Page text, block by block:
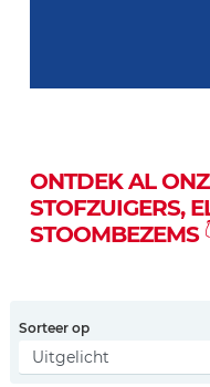
ONTDEK AL
STOFZUIGERS,
STOOMBEZEMS
Sorteer op